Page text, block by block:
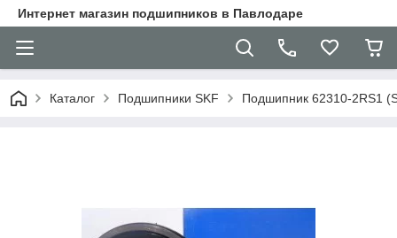
Интернет магазин подшипников в Павлодаре
Каталог Подшипники SKF Подшипник 62310-2RS1